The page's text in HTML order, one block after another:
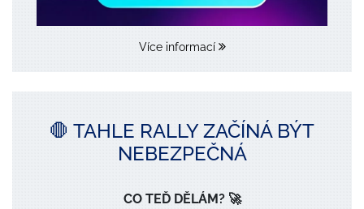
Více informací
🛑 TAHLE RALLY ZAČÍNÁ BÝT
NEBEZPEČNÁ
CO TEĎ DĚLÁM? 🚀